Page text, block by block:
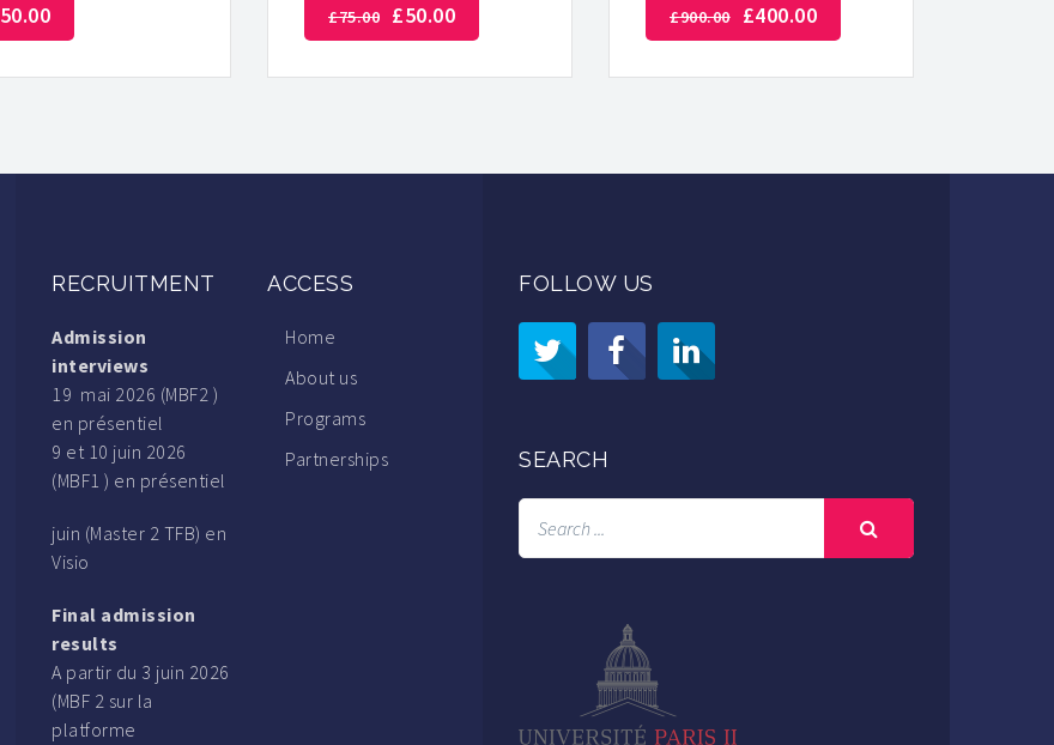
50.00 £75.00 £50.00 £900.00 £400.00
RECRUITMENT
Admission
interviews
19 mai 2026 (MBF2 )
en présentiel
9 et 10 juin 2026
(MBF1 ) en présentiel
juin (Master 2 TFB) en
Visio
Final admission
results
A partir du 3 juin 2026
(MBF 2 sur la
platforme
ACCESS
Home
About us
Programs
Partnerships
FOLLOW US
SEARCH